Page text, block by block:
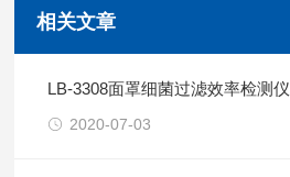
相关文章
LB-3308面罩细菌过滤效率检测仪
2020-07-03